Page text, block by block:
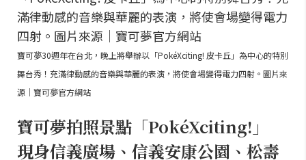
寶可夢30週年在台北，晚上將舉辦以「PokéXciting! 皮卡丘」為中心的特別
舞台秀！充滿律動感的音樂與華麗的表演，將使會場變得電力四射。圖片來
源｜寶可夢官方網站
寶可夢拍照景點「PokéXciting!」
現身信義廣場、信義安康公園、松壽